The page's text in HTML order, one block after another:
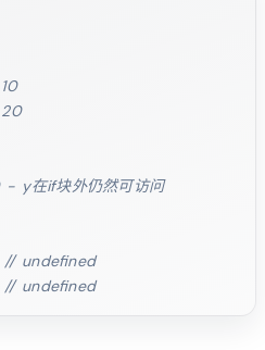
y在if块外仍然可访问
// undefined
// undefined